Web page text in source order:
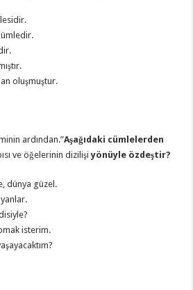
oluşmuştur.
ardından.”Aşağıdaki cümlelerden
ve öğelerinin dizilişi yönüyle özdeştir?
dünya güzel.
isterim.